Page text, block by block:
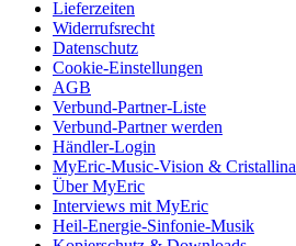
Lieferzeiten
Widerrufsrecht
Datenschutz
Cookie-Einstellungen
AGB
Verbund-Partner-Liste
Verbund-Partner werden
Händler-Login
MyEric-Music-Vision & Cristallina
Über MyEric
Interviews mit MyEric
Heil-Energie-Sinfonie-Musik